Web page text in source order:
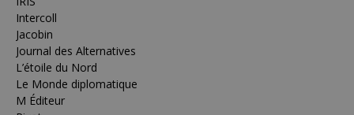
Intercoll
Jacobin
Journal des Alternatives
L’étoile du Nord
Le Monde diplomatique
M Éditeur